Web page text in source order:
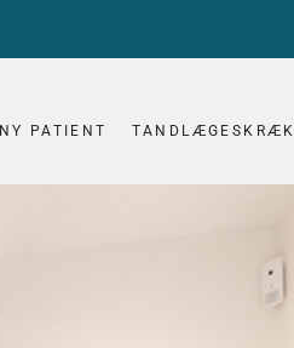
NY PATIENT TANDLÆGESKRÆK